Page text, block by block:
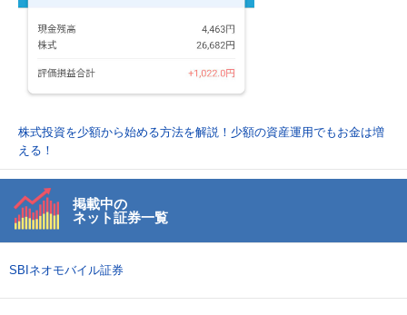
株式投資を少額から始める方法を解説！少額の資産運用でもお金は増
える！
掲載中の
ネット証券一覧
SBIネオモバイル証券